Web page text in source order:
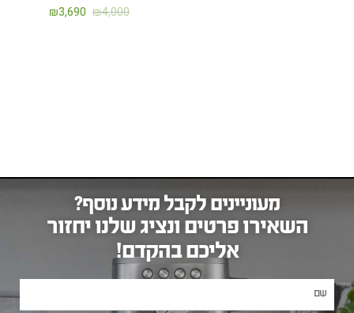
₪4,000
₪3,690
מעוניינים לקבל מידע נוסף?
השאירו פרטים ונציג שלנו יחזור
אליכם בהקדם!